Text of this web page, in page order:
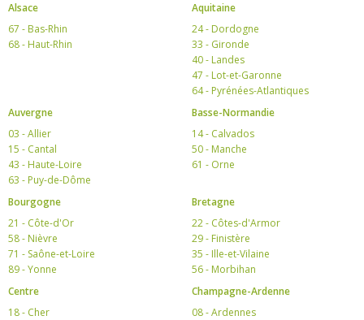
Alsace
67 - Bas-Rhin
68 - Haut-Rhin
Aquitaine
24 - Dordogne
33 - Gironde
40 - Landes
47 - Lot-et-Garonne
64 - Pyrénées-Atlantiques
Auvergne
03 - Allier
15 - Cantal
43 - Haute-Loire
63 - Puy-de-Dôme
Basse-Normandie
14 - Calvados
50 - Manche
61 - Orne
Bourgogne
21 - Côte-d'Or
58 - Nièvre
71 - Saône-et-Loire
89 - Yonne
Bretagne
22 - Côtes-d'Armor
29 - Finistère
35 - Ille-et-Vilaine
56 - Morbihan
Centre
18 - Cher
Champagne-Ardenne
08 - Ardennes